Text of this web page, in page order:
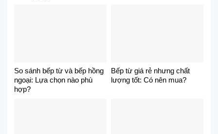
So sánh bếp từ và bếp hồng
ngoại: Lựa chọn nào phù
hợp?
Bếp từ giá rẻ nhưng chất
lượng tốt: Có nên mua?